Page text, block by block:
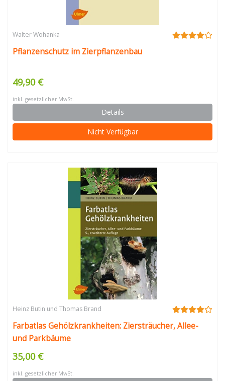
Walter Wohanka
Pflanzenschutz im Zierpflanzenbau
49,90 €
inkl. gesetzlicher MwSt.
Details
Nicht Verfügbar
Heinz Butin und Thomas Brand
Farbatlas Gehölzkrankheiten: Ziersträucher, Allee-
und Parkbäume
35,00 €
inkl. gesetzlicher MwSt.